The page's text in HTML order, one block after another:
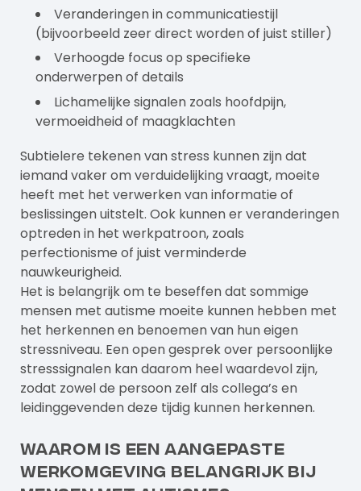
Veranderingen in communicatiestijl
(bijvoorbeeld zeer direct worden of juist stiller)
Verhoogde focus op specifieke
onderwerpen of details
Lichamelijke signalen zoals hoofdpijn,
vermoeidheid of maagklachten
Subtielere tekenen van stress kunnen zijn dat
iemand vaker om verduidelijking vraagt, moeite
heeft met het verwerken van informatie of
beslissingen uitstelt. Ook kunnen er veranderingen
optreden in het werkpatroon, zoals
perfectionisme of juist verminderde
nauwkeurigheid.
Het is belangrijk om te beseffen dat sommige
mensen met autisme moeite kunnen hebben met
het herkennen en benoemen van hun eigen
stressniveau. Een open gesprek over persoonlijke
stresssignalen kan daarom heel waardevol zijn,
zodat zowel de persoon zelf als collega’s en
leidinggevenden deze tijdig kunnen herkennen.
Waarom is een aangepaste
werkomgeving belangrijk bij